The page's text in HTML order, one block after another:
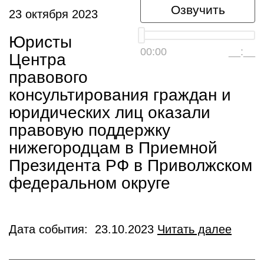
Озвучить
00:00 __:__
23 октября 2023
Юристы
Центра
правового
консультирования граждан и
юридических лиц оказали
правовую поддержку
нижегородцам в Приемной
Президента РФ в Приволжском
федеральном округе
Дата события: 23.10.2023 Читать далее